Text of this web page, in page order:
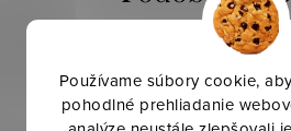
Používame súbory cookie,
pohodlné prehliadanie